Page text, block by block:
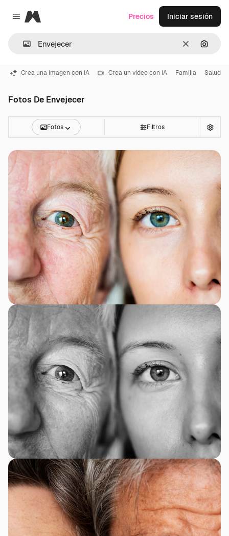
Close menu
Magnific
Borrar
Precios Iniciar sesión
Crea una imagen con IA Crea un vídeo con IA Familia Salud
Fotos De Envejecer
Fotos Filtros